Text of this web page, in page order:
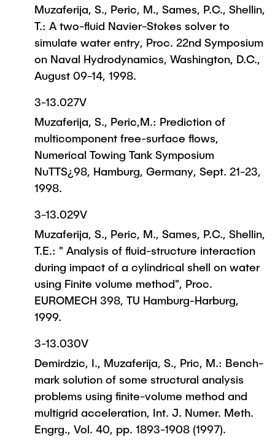
Muzaferija, S., Peric, M., Sames, P.C., Shellin,
T.: A two-fluid Navier-Stokes solver to
simulate water entry, Proc. 22nd Symposium
on Naval Hydrodynamics, Washington, D.C.,
August 09-14, 1998.
3-13.027V
Muzaferija, S., Peric,M.: Prediction of
multicomponent free-surface flows,
Numerical Towing Tank Symposium
NuTTS¿98, Hamburg, Germany, Sept. 21-23,
1998.
3-13.029V
Muzaferija, S., Peric, M., Sames, P.C., Shellin,
T.E.: " Analysis of fluid-structure interaction
during impact of a cylindrical shell on water
using Finite volume method", Proc.
EUROMECH 398, TU Hamburg-Harburg,
1999.
3-13.030V
Demirdzic, I., Muzaferija, S., Pric, M.: Bench-
mark solution of some structural analysis
problems using finite-volume method and
multigrid acceleration, Int. J. Numer. Meth.
Engrg., Vol. 40, pp. 1893-1908 (1997).